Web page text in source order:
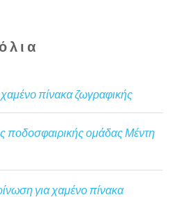
πίνακα ζωγραφικής
ποδοσφαιρικής ομάδας Μέντη
για χαμένο πίνακα